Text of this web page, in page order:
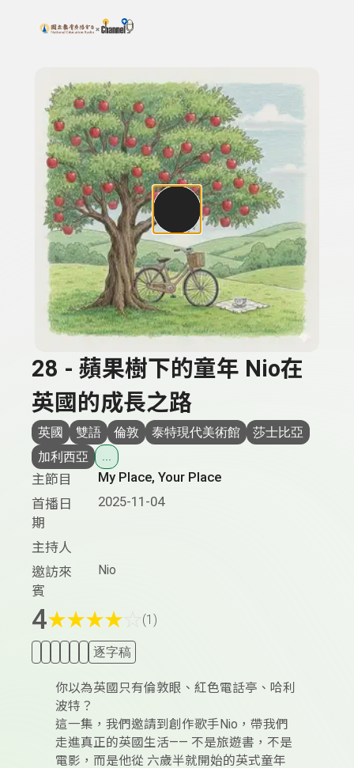
上方功能區塊
搜尋關鍵字：可輸入節目名稱、主持人或關鍵字
28 - 蘋果樹下的童年 Nio在
英國的成長之路
英國 雙語 倫敦 泰特現代美術館
莎士比亞
加利西亞
主節目
My Place, Your Place
首播日
期
2025-11-04
主持人
邀訪來
賓
Nio
4★★★★ (1)
逐字稿
你以為英國只有倫敦眼、紅色電話亭、哈利
波特？
這一集，我們邀請到創作歌手Nio，帶我們
走進真正的英國生活—— 不是旅遊書，不是
電影，而是他從 六歲半就開始的英式童年